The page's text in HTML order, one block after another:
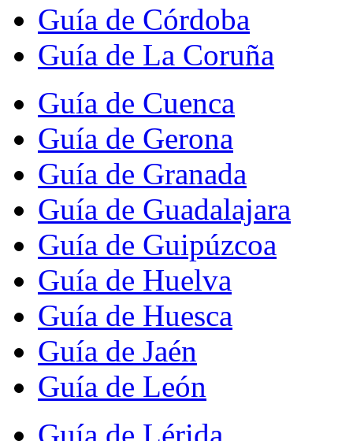
Guía de Córdoba
Guía de La Coruña
Guía de Cuenca
Guía de Gerona
Guía de Granada
Guía de Guadalajara
Guía de Guipúzcoa
Guía de Huelva
Guía de Huesca
Guía de Jaén
Guía de León
Guía de Lérida